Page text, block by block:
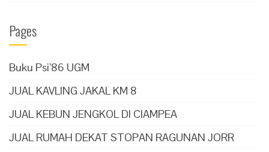
Pages
Buku Psi’86 UGM
JUAL KAVLING JAKAL KM 8
JUAL KEBUN JENGKOL DI CIAMPEA
JUAL RUMAH DEKAT STOPAN RAGUNAN JORR